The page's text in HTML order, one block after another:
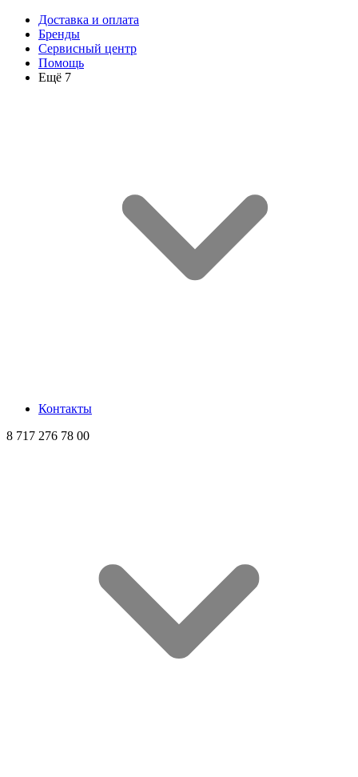
Доставка и оплата
Бренды
Сервисный центр
Помощь
Ещё 7
Контакты
8 717 276 78 00